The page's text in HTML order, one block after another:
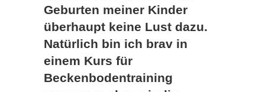
Geburten meiner Kinder
überhaupt keine Lust dazu.
Natürlich bin ich brav in
einem Kurs für
Beckenbodentraining